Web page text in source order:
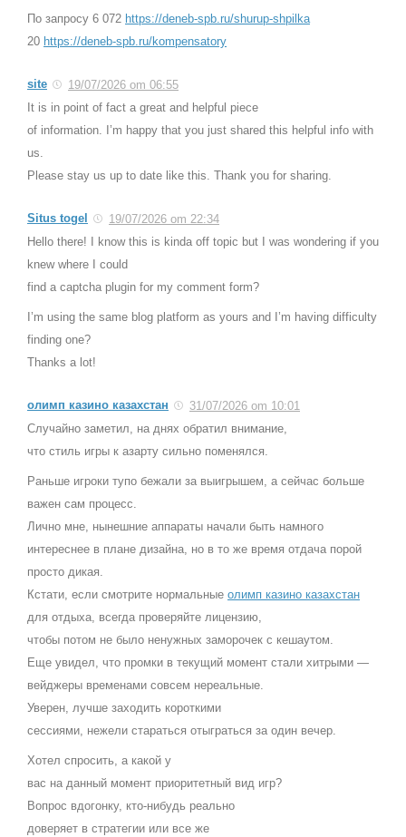
По запросу 6 072 https://deneb-spb.ru/shurup-shpilka
20 https://deneb-spb.ru/kompensatory
site
19/07/2026 om 06:55
It is in point of fact a great and helpful piece
of information. I’m happy that you just shared this helpful info with
us.
Please stay us up to date like this. Thank you for sharing.
Situs togel
19/07/2026 om 22:34
Hello there! I know this is kinda off topic but I was wondering if you
knew where I could
find a captcha plugin for my comment form?
I’m using the same blog platform as yours and I’m having difficulty
finding one?
Thanks a lot!
олимп казино казахстан
31/07/2026 om 10:01
Случайно заметил, на днях обратил внимание,
что стиль игры к азарту сильно поменялся.
Раньше игроки тупо бежали за выигрышем, а сейчас больше
важен сам процесс.
Лично мне, нынешние аппараты начали быть намного
интереснее в плане дизайна, но в то же время отдача порой
просто дикая.
Кстати, если смотрите нормальные олимп казино казахстан
для отдыха, всегда проверяйте лицензию,
чтобы потом не было ненужных заморочек с кешаутом.
Еще увидел, что промки в текущий момент стали хитрыми —
вейджеры временами совсем нереальные.
Уверен, лучше заходить короткими
сессиями, нежели стараться отыграться за один вечер.
Хотел спросить, а какой у
вас на данный момент приоритетный вид игр?
Вопрос вдогонку, кто-нибудь реально
доверяет в стратегии или все же